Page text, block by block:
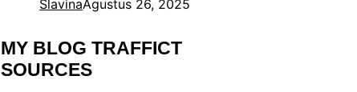
SlavinaAgustus 26, 2025
MY BLOG TRAFFICT
SOURCES